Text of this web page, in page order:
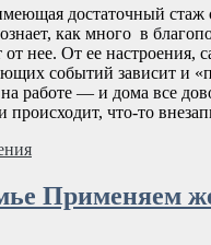
достаточный стаж
как много в
нее. От ее настроения,
событий зависит и
работе — и дома все
что-то
Применяем